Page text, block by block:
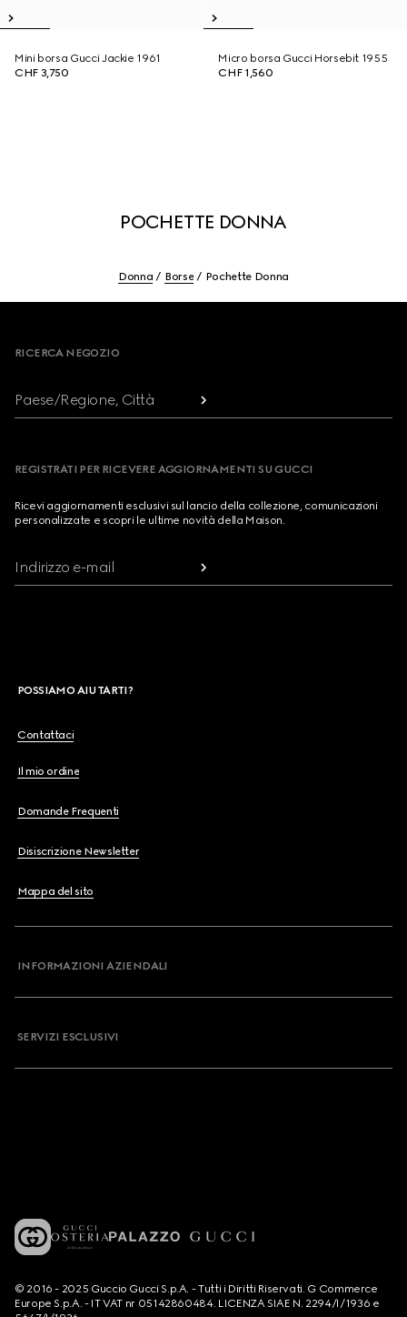
Mini borsa Gucci Jackie 1961
CHF 3,750
Micro borsa Gucci Horsebit 1955
CHF 1,560
POCHETTE DONNA
Donna Borse Pochette Donna
RICERCA NEGOZIO
Paese/Regione, Città
REGISTRATI PER RICEVERE AGGIORNAMENTI SU GUCCI
Ricevi aggiornamenti esclusivi sul lancio della collezione, comunicazioni
personalizzate e scopri le ultime novità della Maison.
Indirizzo e-mail
POSSIAMO AIUTARTI?
Contattaci
Il mio ordine
Domande Frequenti
Disiscrizione Newsletter
Mappa del sito
INFORMAZIONI AZIENDALI
SERVIZI ESCLUSIVI
© 2016 - 2025 Guccio Gucci S.p.A. - Tutti i Diritti Riservati. G Commerce
Europe S.p.A. - IT VAT nr 05142860484. LICENZA SIAE N. 2294/I/1936 e